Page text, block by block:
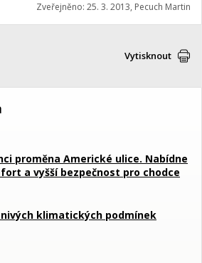
Zveřejněno: 25. 3. 2013, Pecuch Martin
Vytisknout
proměna Americké ulice. Nabídne
a vyšší bezpečnost pro chodce
klimatických podmínek